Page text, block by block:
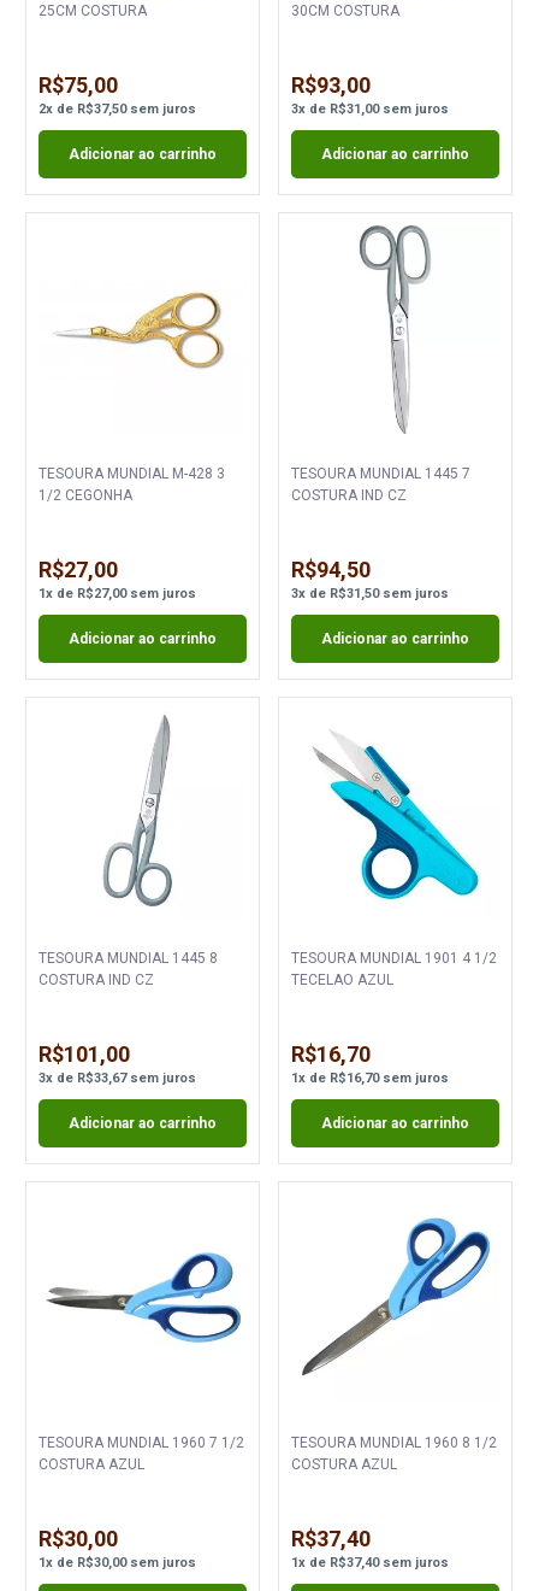
25CM COSTURA
R$75,00
2x de R$37,50sem juros
Adicionar ao carrinho
30CM COSTURA
R$93,00
3xde R$31,00sem juros
Adicionar ao carrinho
TESOURA MUNDIAL M-428 3
1/2 CEGONHA
R$27,00
1x de R$27,00sem juros
Adicionar ao carrinho
TESOURA MUNDIAL 1445 7
COSTURA IND CZ
R$94,50
3xde R$31,50sem juros
Adicionar ao carrinho
TESOURA MUNDIAL 1445 8
COSTURA IND CZ
R$101,00
3x de R$33,67sem juros
Adicionar ao carrinho
TESOURA MUNDIAL 1901 4 1/2
TECELAO AZUL
R$16,70
1xde R$16,70sem juros
Adicionar ao carrinho
TESOURA MUNDIAL 1960 7 1/2
COSTURA AZUL
R$30,00
1x de R$30,00sem juros
TESOURA MUNDIAL 1960 8 1/2
COSTURA AZUL
R$37,40
1xde R$37,40sem juros